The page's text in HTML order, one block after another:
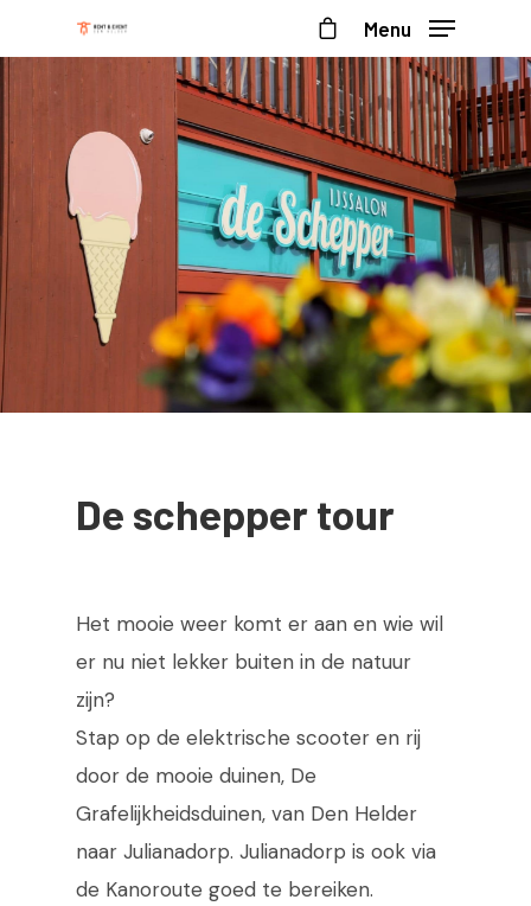
Menu
De schepper tour
Het mooie weer komt er aan en wie wil
er nu niet lekker buiten in de natuur
zijn?
Stap op de elektrische scooter en rij
door de mooie duinen, De
Grafelijkheidsduinen, van Den Helder
naar Julianadorp. Julianadorp is ook via
de Kanoroute goed te bereiken.